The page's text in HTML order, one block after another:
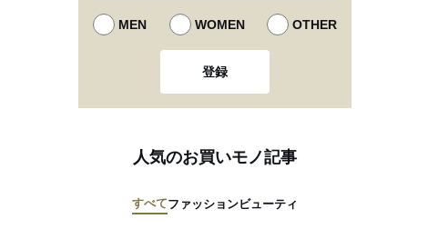
MEN WOMEN OTHER
登録
人気のお買いモノ記事
すべてファッションビューティ